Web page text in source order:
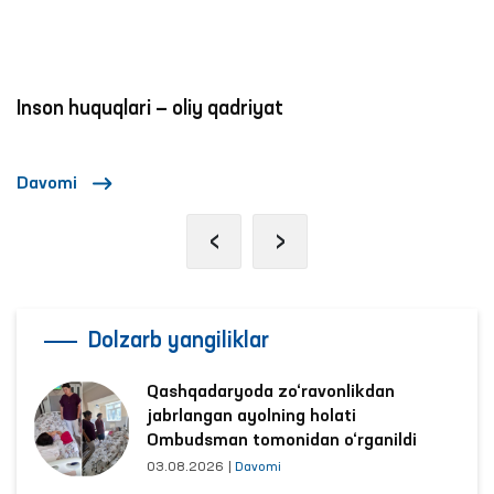
kasalliklar va Farg‘ona shahridagi Ruhiy-asab
tumanlaridagi mastlik holatida bo‘lgan shaxslarga
yordam ko‘rsatish punktlariga (hushyorxona)
Inson huquqlari — oliy qadriyat
Davomi
‹ ›
Dolzarb yangiliklar
Qashqadaryoda zo‘ravonlikdan
jabrlangan ayolning holati
Ombudsman tomonidan o‘rganildi
03.08.2026 Davomi